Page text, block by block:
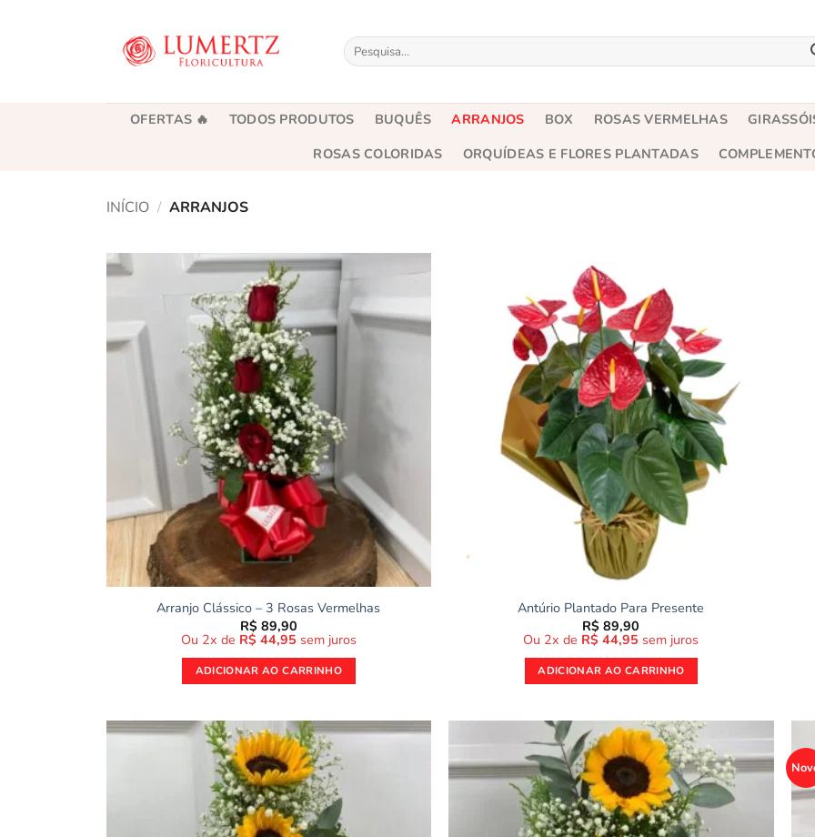
Pesquisar
por:
OFERTAS 🔥 TODOS PRODUTOS BUQUÊS ARRANJOS BOX ROSAS VERMELHAS
ROSAS COLORIDAS
ORQUÍDEAS E FLORES PLANTADAS
INÍCIO / ARRANJOS
Arranjo Clássico – 3 Rosas Vermelhas
R$ 89,90
Ou 2x de R$ 44,95 sem juros
ADICIONAR AO CARRINHO
Antúrio Plantado Para Presente
R$ 89,90
Ou 2x de R$ 44,95 sem juros
ADICIONAR AO CARRINHO